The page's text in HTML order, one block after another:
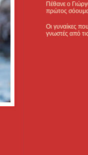
Πέθανε ο
πρώτος
Οι γυναίκες
γνωστές από